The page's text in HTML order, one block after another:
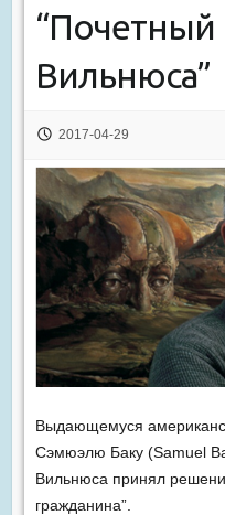
“Почетный
Вильнюса”
2017-04-29
Выдающемуся
Сэмюэлю Баку (Samuel
Вильнюса принял
гражданина”.